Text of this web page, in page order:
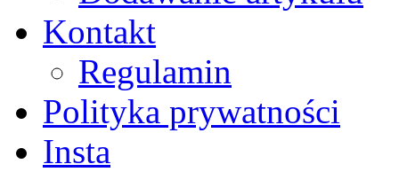
Kontakt
Regulamin
Polityka prywatności
Insta